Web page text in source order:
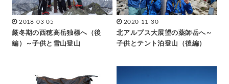
2018-03-05
厳冬期の西穂高岳独標へ（後
編）～子供と雪山登山
2020-11-30
北アルプス大展望の薬師岳へ～
子供とテント泊登山（後編）